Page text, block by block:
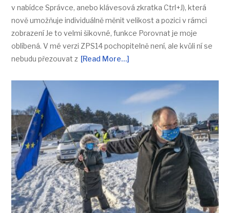
v nabídce Správce, anebo klávesová zkratka Ctrl+J), která
nově umožňuje individuálně měnit velikost a pozici v rámci
zobrazení Je to velmi šikovné, funkce Porovnat je moje
oblíbená. V mé verzi ZPS14 pochopitelně není, ale kvůli ní se
nebudu přezouvat z [Read More…]